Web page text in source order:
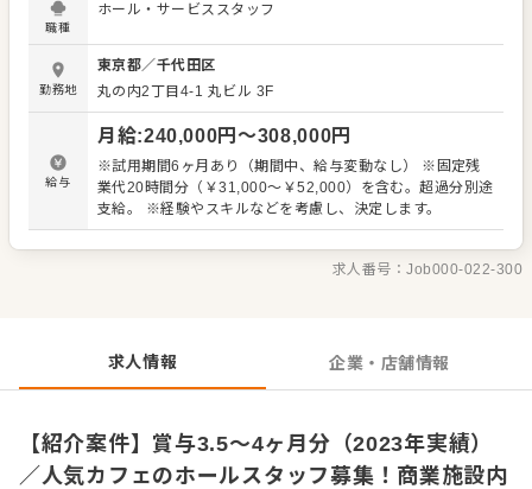
態のまま店舗へ運び、"つくりたてのおいしさを味わってい
ールスタッフを募集いたします。 お客さまに「1個食べて
心まで満たせるケーキ」と豊かなひとときをお届けくださ
い。 【ホールスタッフの仕事内容】 まずは提供するメニュ
ーのラインナップや内容を覚えていただきます。ホールで
円滑な対応ができるよう、キッチンとの連携やコミュニケ
ーションも大切にしてください。 お店の顔として、お客さ
まから直接感謝の言葉や、改善要求などのご意見をいただ
くこともあります。店舗メンバーに共有しながら、よりよ
どのアイデアも大歓迎です。 【具体的には…】 ・お席への
ご案内、オーダーテイク、レジ対応など接客全般 ・ドリン
っかりサポートしますので、経験に関わらず安心してスタ
ートできる環境です。 ゆくゆくはステップアップなどもめ
ざせます。
職種
ホール・サービススタッフ
勤務地
東京都／千代田区
丸の内2丁目4-1 丸ビル 3F
給与
月給:240,000円〜308,000円
※試用期間6ヶ月あり（期間中、給与変動なし） ※固定残
業代20時間分（￥31,000～￥52,000）を含む。超過分別途
支給。 ※経験やスキルなどを考慮し、決定します。
求人番号：Job000-022-300
求人情報 企業・店舗情報
【紹介案件】賞与3.5～4ヶ月分（2023年実績）
／人気カフェのホールスタッフ募集！商業施設内